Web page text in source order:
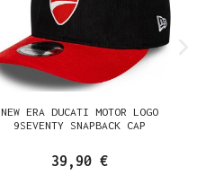
NEW ERA DUCATI MOTOR LOGO
9SEVENTY SNAPBACK CAP
39,90 €